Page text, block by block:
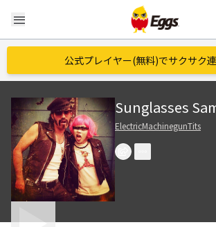
menu
公式プレイヤー(無料)でサクサク
Sunglasses
ElectricMachinegunTits